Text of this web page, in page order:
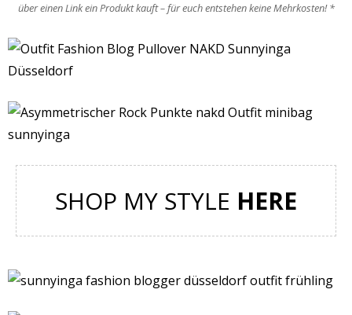
über einen Link ein Produkt kauft – für euch entstehen keine Mehrkosten! *
SHOP MY STYLE HERE